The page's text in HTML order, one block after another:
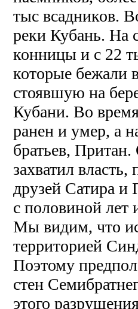
тыс всадников.
реки Кубань. На
конницы и с 22
которые бежали
стоявшую на
Кубани. Во
ранен и умер, а
братьев,
захватил
друзей Сатира и
с половиной лет
Мы видим, что
территорией
Поэтому
стен
этого